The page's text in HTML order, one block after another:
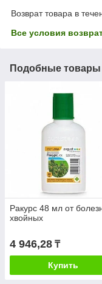
Возврат товара в
Все условия
Подобные товары
Ракурс 48 мл от
хвойных
4 946,28 ₸
Купить